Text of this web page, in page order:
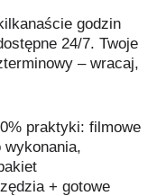
godzin
24/7. Twoje
– wracaj,
praktyki: filmowe
+ gotowe